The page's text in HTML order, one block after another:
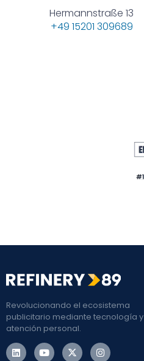
Hermannstraße 13
+49 15201 309689
Revolucionando el ecosistema
publicitario mediante tecnología y
atención personal.